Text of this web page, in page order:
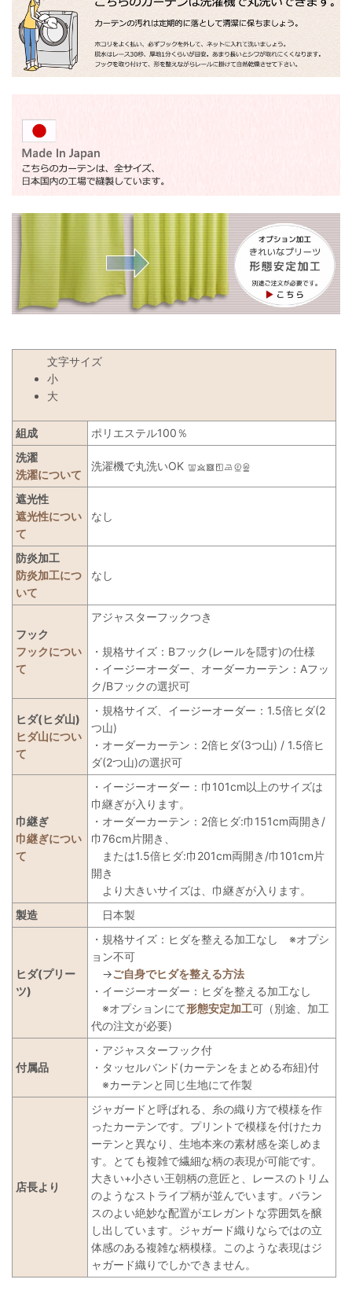
文字サイズ
小
大
組成
ポリエステル100％
洗濯
洗濯について
洗濯機で丸洗いOK
遮光性
遮光性につい
て
なし
防炎加工
防炎加工につ
いて
なし
フック
フックについ
て
アジャスターフックつき
・規格サイズ：Bフック(レールを隠す)の仕様
・イージーオーダー、オーダーカーテン：Aフッ
ク/Bフックの選択可
ヒダ(ヒダ山)
ヒダ山につい
て
・規格サイズ、イージーオーダー：1.5倍ヒダ(2
つ山)
・オーダーカーテン：2倍ヒダ(3つ山) / 1.5倍ヒ
ダ(2つ山)の選択可
巾継ぎ
巾継ぎについ
て
・イージーオーダー：巾101cm以上のサイズは
巾継ぎが入ります。
・オーダーカーテン：2倍ヒダ:巾151cm両開き/
巾76cm片開き、
または1.5倍ヒダ:巾201cm両開き/巾101cm片
開き
より大きいサイズは、巾継ぎが入ります。
製造
日本製
ヒダ(プリー
ツ)
・規格サイズ：ヒダを整える加工なし ※オプシ
ョン不可
→ご自身でヒダを整える方法
・イージーオーダー：ヒダを整える加工なし
※オプションにて形態安定加工可（別途、加工
代の注文が必要)
付属品
・アジャスターフック付
・タッセルバンド(カーテンをまとめる布紐)付
※カーテンと同じ生地にて作製
店長より
ジャガードと呼ばれる、糸の織り方で模様を作
ったカーテンです。プリントで模様を付けたカ
ーテンと異なり、生地本来の素材感を楽しめま
す。とても複雑で繊細な柄の表現が可能です。
大きい+小さい王朝柄の意匠と、レースのトリム
のようなストライプ柄が並んでいます。バラン
スのよい絶妙な配置がエレガントな雰囲気を醸
し出しています。ジャガード織りならではの立
体感のある複雑な柄模様。このような表現はジ
ャガード織りでしかできません。